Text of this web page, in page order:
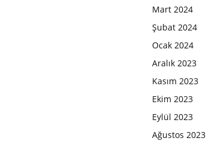
Mart 2024
Şubat 2024
Ocak 2024
Aralık 2023
Kasım 2023
Ekim 2023
Eylül 2023
Ağustos 2023